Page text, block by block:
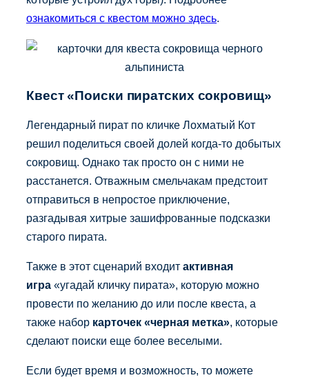
ознакомиться с квестом можно здесь.
Квест «Поиски пиратских сокровищ»
Легендарный пират по кличке Лохматый Кот
решил поделиться своей долей когда-то добытых
сокровищ. Однако так просто он с ними не
расстанется. Отважным смельчакам предстоит
отправиться в непростое приключение,
разгадывая хитрые зашифрованные подсказки
старого пирата.
Также в этот сценарий входит активная
игра «угадай кличку пирата», которую можно
провести по желанию до или после квеста, а
также набор карточек «черная метка», которые
сделают поиски еще более веселыми.
Если будет время и возможность, то можете